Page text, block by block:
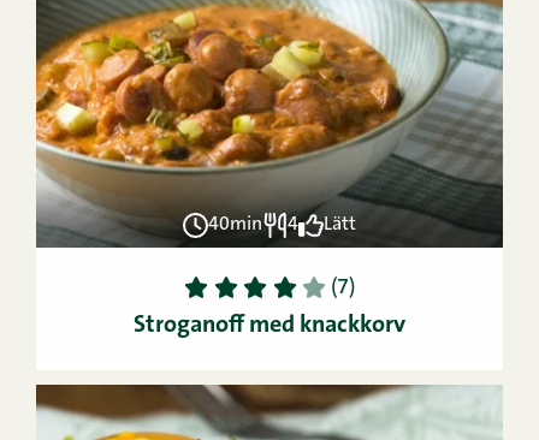
40min 4 Lätt
1 2 3 4 5 (7)
Stroganoff med knackkorv